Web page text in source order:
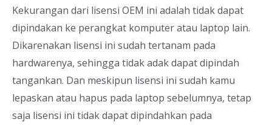
Kekurangan dari lisensi OEM ini adalah tidak dapat
dipindakan ke perangkat komputer atau laptop lain.
Dikarenakan lisensi ini sudah tertanam pada
hardwarenya, sehingga tidak adak dapat dipindah
tangankan. Dan meskipun lisensi ini sudah kamu
lepaskan atau hapus pada laptop sebelumnya, tetap
saja lisensi ini tidak dapat dipindahkan pada